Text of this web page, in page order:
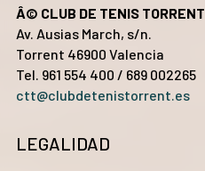
Â© CLUB DE TENIS TORRENT
Av. Ausias March, s/n.
Torrent 46900 Valencia
Tel. 961 554 400 / 689 002265
ctt@clubdetenistorrent.es
LEGALIDAD